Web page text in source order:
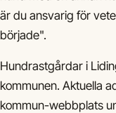
är du ansvarig för
började".
Hundrastgårdar i
kommunen. Aktuella
kommun-webbplats